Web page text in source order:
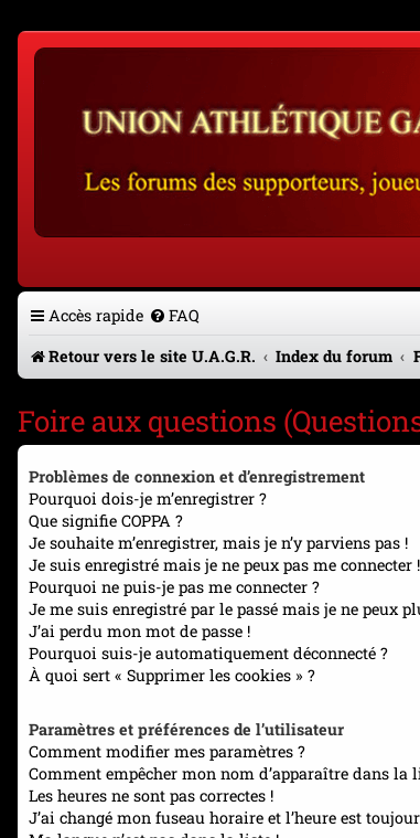
Accès rapide FAQ
Retour vers le site U.A.G.R.
Index du forum
Foire aux questions
Problèmes de connexion et d’enregistrement
Pourquoi dois-je m’enregistrer ?
Que signifie COPPA ?
Je souhaite m’enregistrer, mais je n’y parviens pas !
Je suis enregistré mais je ne peux pas me connecter !
Pourquoi ne puis-je pas me connecter ?
Je me suis enregistré par le passé mais je ne peux
J’ai perdu mon mot de passe !
Pourquoi suis-je automatiquement déconnecté ?
À quoi sert « Supprimer les cookies » ?
Paramètres et préférences de l’utilisateur
Comment modifier mes paramètres ?
Comment empêcher mon nom d’apparaître dans la
Les heures ne sont pas correctes !
J’ai changé mon fuseau horaire et l’heure est